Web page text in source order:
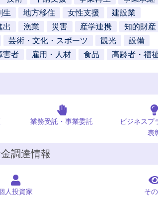
生 地方移住 女性支援
建設業
出 漁業 災害 産学連携
知的財産
芸術・文化・スポーツ 観光
設備
害者 雇用・人材 食品 高齢者・福
業務受託・事業委託
ビジネスプ
表
調達情報
人投資家 そ